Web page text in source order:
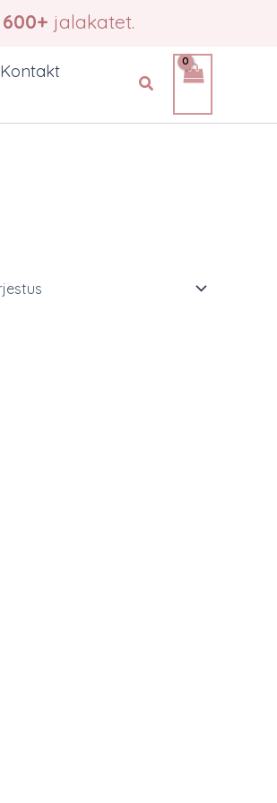
600+ jalakatet.
Kontakt
Search